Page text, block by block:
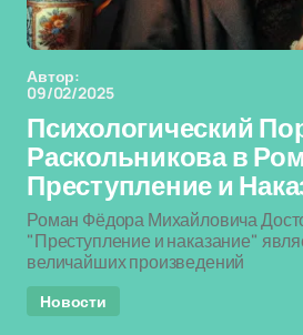
Автор:
09/02/2025
Психологический
Раскольникова в
Преступление и
Роман Фёдора Михайловича
"Преступление и наказание"
величайших произведений
Новости